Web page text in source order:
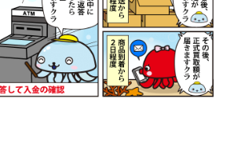
（2026/07/31迄）
ジスト 2506PE-DH
使用
ンg-
2026/07/31迄）
29,500円
2026/07/05